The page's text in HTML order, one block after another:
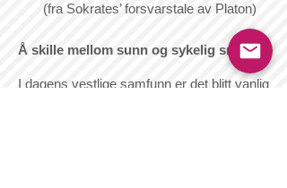
(fra Sokrates’ forsvarstale av Platon)
Å skille mellom sunn og sykelig smerte
I dagens vestlige samfunn er det blitt vanlig